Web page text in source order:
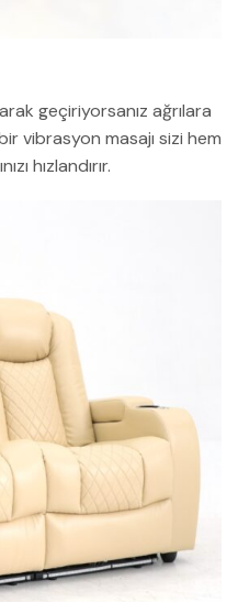
geçiriyorsanız ağrılara
vibrasyon masajı sizi hem
hızlandırır.